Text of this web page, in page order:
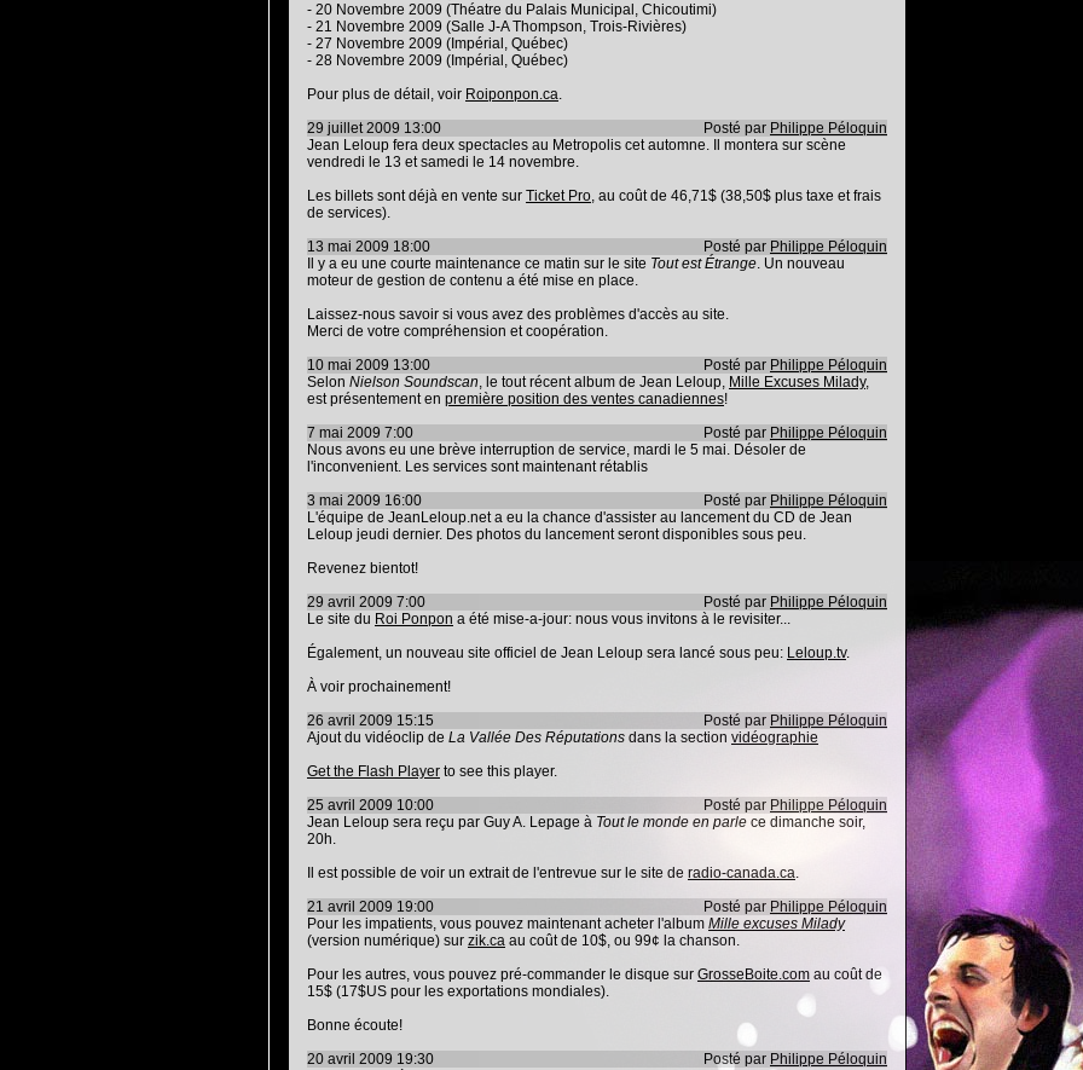
- 20 Novembre 2009 (Théatre du Palais Municipal, Chicoutimi)
- 21 Novembre 2009 (Salle J-A Thompson, Trois-Rivières)
- 27 Novembre 2009 (Impérial, Québec)
- 28 Novembre 2009 (Impérial, Québec)
Pour plus de détail, voir Roiponpon.ca.
29 juillet 2009 13:00
Posté par Philippe Péloquin
Jean Leloup fera deux spectacles au Metropolis cet automne. Il montera sur scène
vendredi le 13 et samedi le 14 novembre.
Les billets sont déjà en vente sur Ticket Pro, au coût de 46,71$ (38,50$ plus taxe et frais
de services).
13 mai 2009 18:00
Posté par Philippe Péloquin
Il y a eu une courte maintenance ce matin sur le site Tout est Étrange. Un nouveau
moteur de gestion de contenu a été mise en place.
Laissez-nous savoir si vous avez des problèmes d'accès au site.
Merci de votre compréhension et coopération.
10 mai 2009 13:00
Posté par Philippe Péloquin
Selon Nielson Soundscan, le tout récent album de Jean Leloup, Mille Excuses Milady,
est présentement en première position des ventes canadiennes!
7 mai 2009 7:00
Posté par Philippe Péloquin
Nous avons eu une brève interruption de service, mardi le 5 mai. Désoler de
l'inconvenient. Les services sont maintenant rétablis
3 mai 2009 16:00
Posté par Philippe Péloquin
L'équipe de JeanLeloup.net a eu la chance d'assister au lancement du CD de Jean
Leloup jeudi dernier. Des photos du lancement seront disponibles sous peu.
Revenez bientot!
29 avril 2009 7:00
Posté par Philippe Péloquin
Le site du Roi Ponpon a été mise-a-jour: nous vous invitons à le revisiter...
Également, un nouveau site officiel de Jean Leloup sera lancé sous peu: Leloup.tv.
À voir prochainement!
26 avril 2009 15:15
Posté par Philippe Péloquin
Ajout du vidéoclip de La Vallée Des Réputations dans la section vidéographie
Get the Flash Player to see this player.
25 avril 2009 10:00
Posté par Philippe Péloquin
Jean Leloup sera reçu par Guy A. Lepage à Tout le monde en parle ce dimanche soir,
20h.
Il est possible de voir un extrait de l'entrevue sur le site de radio-canada.ca.
21 avril 2009 19:00
Posté par Philippe Péloquin
Pour les impatients, vous pouvez maintenant acheter l'album Mille excuses Milady
(version numérique) sur zik.ca au coût de 10$, ou 99¢ la chanson.
Pour les autres, vous pouvez pré-commander le disque sur GrosseBoite.com au coût de
15$ (17$US pour les exportations mondiales).
Bonne écoute!
20 avril 2009 19:30
Posté par Philippe Péloquin